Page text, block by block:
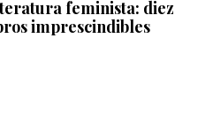
feminista: diez
imprescindibles